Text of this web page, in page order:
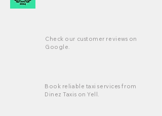
Check our customer reviews on
Google.
Book reliable taxi services from
Dinez Taxis on Yell.